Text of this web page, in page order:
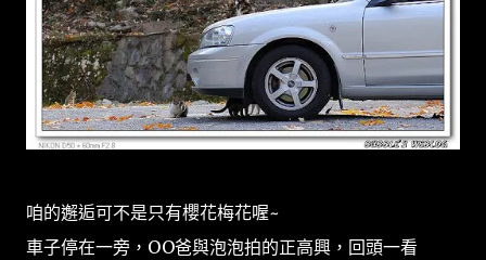
咱的邂逅可不是只有櫻花梅花喔~
車子停在一旁，OO爸與泡泡拍的正高興，回頭一看